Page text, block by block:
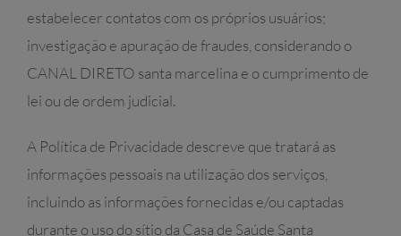
estabelecer contatos com os próprios usuários;
investigação e apuração de fraudes, considerando o
CANAL DIRETO santa marcelina e o cumprimento de
lei ou de ordem judicial.
A Política de Privacidade descreve que tratará as
informações pessoais na utilização dos serviços,
incluindo as informações fornecidas e/ou captadas
durante o uso do sítio da Casa de Saúde Santa